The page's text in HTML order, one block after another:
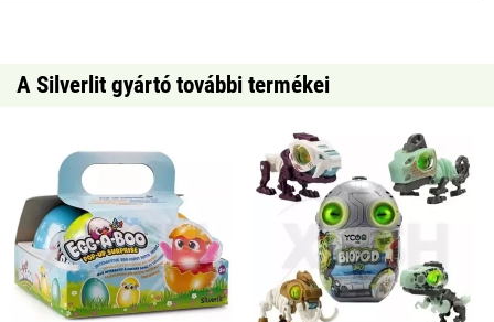
A Silverlit gyártó további termékei